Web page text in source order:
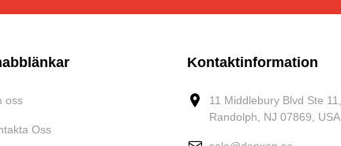
oss
Oss
Kontaktinformation
11 Middlebury Blvd Ste 11,
Randolph, NJ 07869, USA